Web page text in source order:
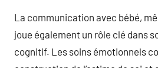
La communication avec bébé,
joue également un rôle clé dans
cognitif. Les soins émotionnels